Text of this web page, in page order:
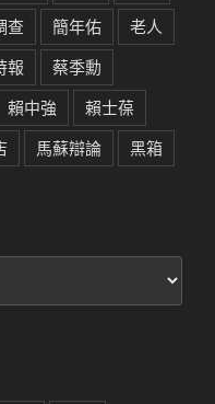
查 簡年佑
老人
報
蔡季勳
賴中強
賴士葆
馬蘇辯論 黑箱